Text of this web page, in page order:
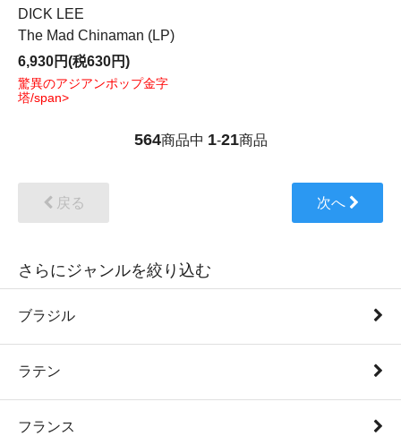
DICK LEE
The Mad Chinaman (LP)
6,930円(税630円)
驚異のアジアンポップ金字
塔/span>
564商品中 1-21商品
戻る 次へ
さらにジャンルを絞り込む
ブラジル
ラテン
フランス